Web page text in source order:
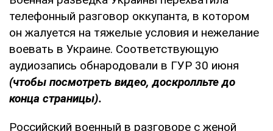
телефонный разговор оккупанта, в котором
он жалуется на тяжелые условия и нежелание
воевать в Украине. Соответствующую
аудиозапись обнародовали в ГУР 30 июня
(чтобы посмотреть видео, доскролльте до
конца страницы).
Российский военный в разговоре с женой